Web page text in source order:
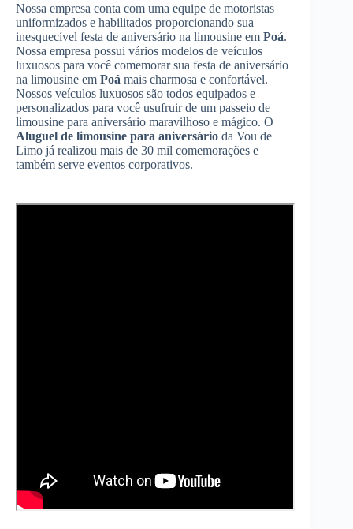
Nossa empresa conta com uma equipe de motoristas
uniformizados e habilitados proporcionando sua
inesquecível festa de aniversário na limousine em Poá.
Nossa empresa possui vários modelos de veículos
luxuosos para você comemorar sua festa de aniversário
na limousine em Poá mais charmosa e confortável.
Nossos veículos luxuosos são todos equipados e
personalizados para você usufruir de um passeio de
limousine para aniversário maravilhoso e mágico. O
Aluguel de limousine para aniversário da Vou de
Limo já realizou mais de 30 mil comemorações e
também serve eventos corporativos.